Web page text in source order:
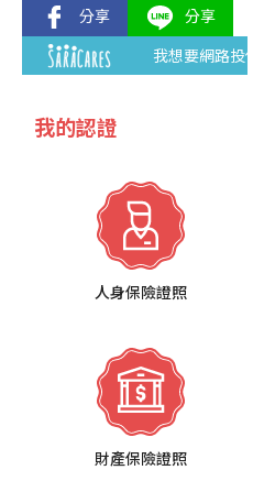
我想要網路投保
我的認證
人身保險證照
財產保險證照